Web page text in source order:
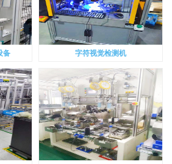
备 字符视觉检测机